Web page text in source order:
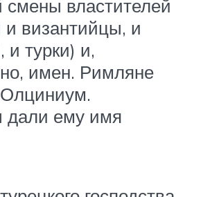
смены властителей
византийцы, и
турки) и,
имен. Римляне
Олциниум.
дали ему имя